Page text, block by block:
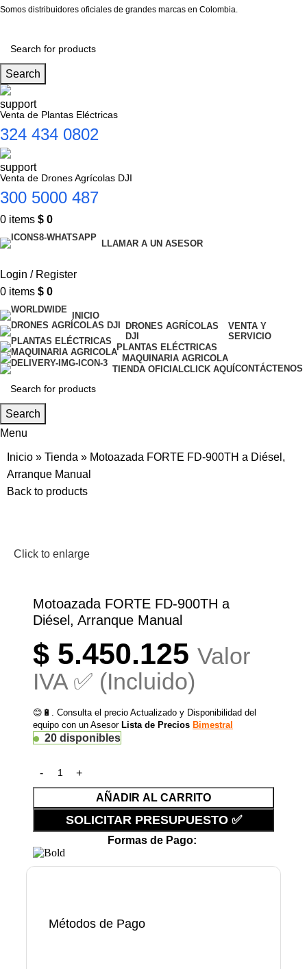
Somos distribuidores oficiales de grandes marcas en Colombia.
Search
Venta de Plantas Eléctricas
324 434 0802
Venta de Drones Agrícolas DJI
300 5000 487
0 items $ 0
LLAMAR A UN ASESOR
Login / Register
0 items $ 0
INICIO
DRONES AGRÍCOLAS
DJI
VENTA Y
SERVICIO
PLANTAS ELÉCTRICAS
MAQUINARIA AGRICOLA
TIENDA OFICIALCLICK AQUÍCONTÁCTENOS
Search
Menu
Inicio » Tienda » Motoazada FORTE FD-900TH a Diésel,
Arranque Manual
Back to products
Click to enlarge
Motoazada FORTE FD-900TH a
Diésel, Arranque Manual
$ 5.450.125 Valor
IVA ✅ (Incluido)
😊🔋. Consulta el precio Actualizado y Disponibilidad del
equipo con un Asesor Lista de Precios Bimestral
20 disponibles
AÑADIR AL CARRITO
SOLICITAR PRESUPUESTO ✅
Formas de Pago:
Métodos de Pago